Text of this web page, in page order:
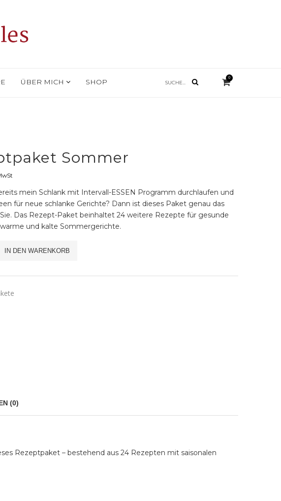
ÜBER MICH SHOP 0
Sommer
mein Schlank mit Intervall-ESSEN Programm durchlaufen und
für neue schlanke Gerichte? Dann ist dieses Paket genau das
Das Rezept-Paket beinhaltet 24 weitere Rezepte für gesunde
und kalte Sommergerichte.
IN DEN WARENKORB
(0)
Rezeptpaket – bestehend aus 24 Rezepten mit saisonalen